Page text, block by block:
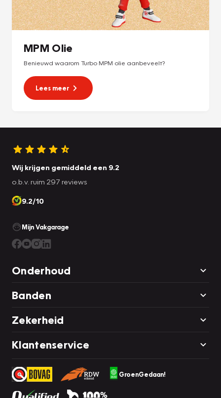
MPM Olie
Benieuwd waarom Turbo MPM olie aanbeveelt?
Lees meer
Wij krijgen gemiddeld een 9.2
o.b.v. ruim 297 reviews
9.2/10
Mijn Vakgarage
Onderhoud
Banden
Zekerheid
Klantenservice
GroenGedaan!